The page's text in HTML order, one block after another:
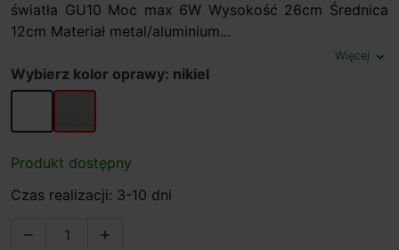
światła GU10 Moc max 6W Wysokość 26cm Średnica
12cm Materiał metal/aluminium...
Więcej expand_more
Wybierz kolor oprawy: nikiel
biały nikiel
Produkt dostępny
Czas realizacji: 3-10 dni
 